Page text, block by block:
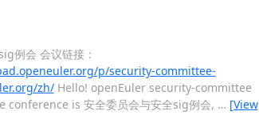
例会 会议链接：
p/security-committee-
zh/Hello! openEuler security-committee
is 安全委员会与安全sig例会, … [View